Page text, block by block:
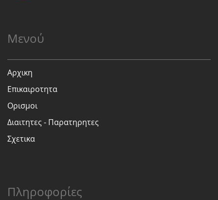
Μενού
Αρχικη
Επικαιροτητα
Ορισμοι
Διαιτητες - Παρατηρητες
Σχετικα
Πληροφορίες